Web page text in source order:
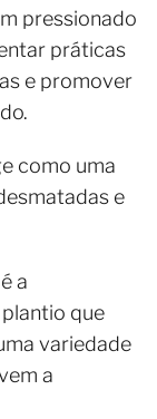
pressionado
práticas
e promover
como uma
e
a
que
variedade
a